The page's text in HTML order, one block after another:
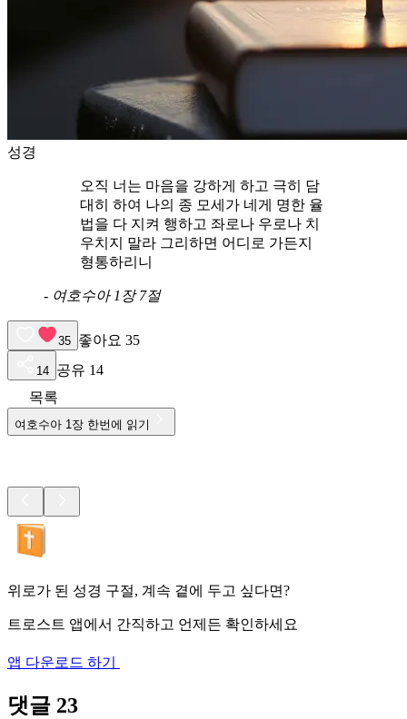
성경
오직 너는 마음을 강하게 하고 극히 담
대히 하여 나의 종 모세가 네게 명한 율
법을 다 지켜 행하고 좌로나 우로나 치
우치지 말라 그리하면 어디로 가든지
형통하리니
- 여호수아 1장 7절
35 좋아요 35
14 공유 14
목록
여호수아 1장 한번에 읽기
위로가 된 성경 구절, 계속 곁에 두고 싶다면?
트로스트 앱에서 간직하고 언제든 확인하세요
앱 다운로드 하기
댓글 23